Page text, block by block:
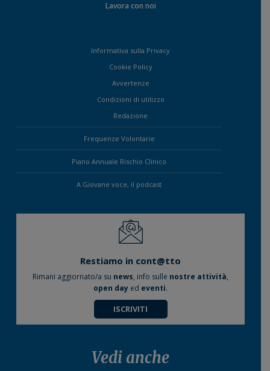
Lavora con noi
Informativa sulla Privacy
Cookie Policy
Avvertenze
Condizioni di utilizzo
Redazione
Frequenze Volontarie
Piano Annuale Rischio Clinico
A Giovane voce, il podcast
Restiamo in cont@tto
Rimani aggiornato/a su news, info sulle nostre attività,
open day ed eventi.
ISCRIVITI
Vedi anche